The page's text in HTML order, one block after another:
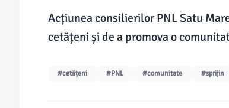
Acțiunea consilierilor PNL Satu
cetățeni și de a promova o
#cetățeni #PNL #comunitate #sprijin